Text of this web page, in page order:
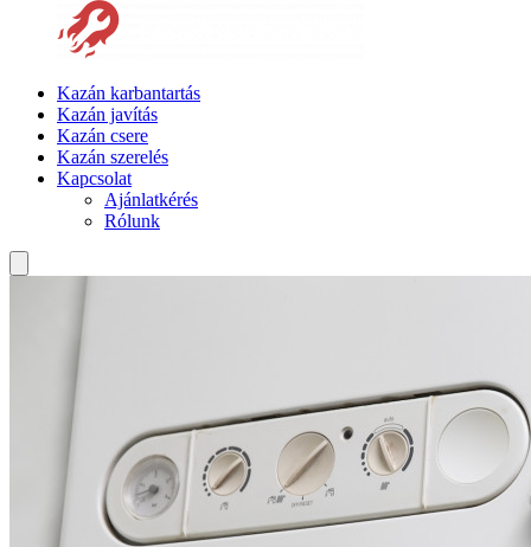
Kazán karbantartás
Kazán javítás
Kazán csere
Kazán szerelés
Kapcsolat
Ajánlatkérés
Rólunk